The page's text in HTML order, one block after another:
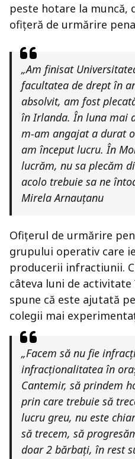
peste hotare la muncă,
ofițeră de urmărire
„Am finisat
facultatea de drept în
absolvit, am fost
în Irlanda. În luna mai
m-am angajat a durat
am început lucru. În
lucrăm, nu sa plecăm
acolo trebuie sa ne
Mirela Arnauțanu
Ofițerul de urmărire
grupului operativ care
producerii infractiunii.
câteva luni de
spune că este ajutată
colegii mai
„Facem să nu fie
infracționalitatea în
Cantemir, să prindem
prin care trebuie să
lucru greu, nu este
să trecem, să
doar 2 bărbați, în rest